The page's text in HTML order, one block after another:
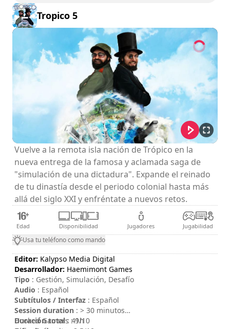
Tropico 5
Vuelve a la remota isla nación de Trópico en la
nueva entrega de la famosa y aclamada saga de
"simulación de una dictadura". Expande el reinado
de tu dinastía desde el periodo colonial hasta más
allá del siglo XXI y enfréntate a nuevos retos.
Edad Disponibilidad Jugadores Jugabilidad
Usa tu teléfono como mando
Editor: Kalypso Media Digital
Desarrollador: Haemimont Games
Tipo : Gestión, Simulación, Desafío
Audio : Español
Subtítulos / Interfaz : Español
Session duration : > 30 minutos
Duración total: 41h
Hooked Gamers : 9/10